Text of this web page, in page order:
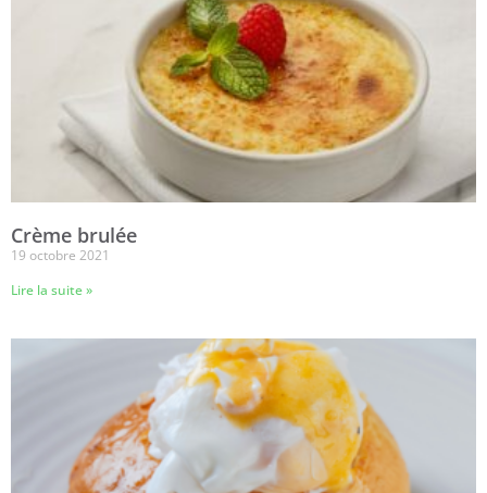
Crème brulée
19 octobre 2021
Lire la suite »